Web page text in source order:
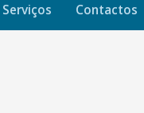
Serviços Contactos